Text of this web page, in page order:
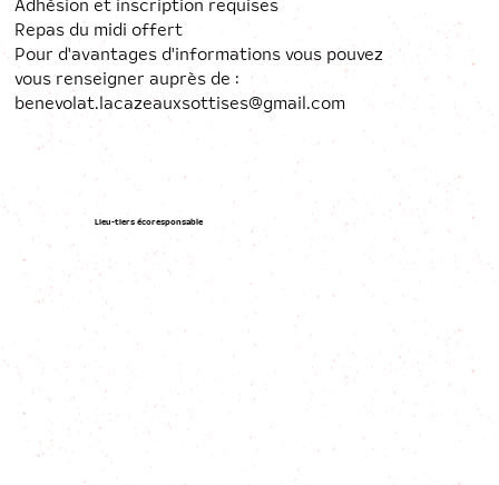
Lieu-tiers écoresponsable
Repas du midi offert
Pour d'avantages d'informations vous pouvez
vous renseigner auprès de :
benevolat.lacazeauxsottises@gmail.com